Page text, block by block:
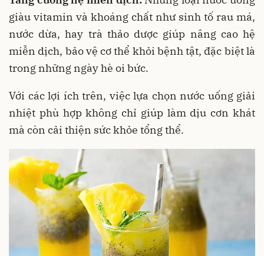
giàu vitamin và khoáng chất như sinh tố rau má,
nước dừa, hay trà thảo dược giúp nâng cao hệ
miễn dịch, bảo vệ cơ thể khỏi bệnh tật, đặc biệt là
trong những ngày hè oi bức.
Với các lợi ích trên, việc lựa chọn nước uống giải
nhiệt phù hợp không chỉ giúp làm dịu cơn khát
mà còn cải thiện sức khỏe tổng thể.